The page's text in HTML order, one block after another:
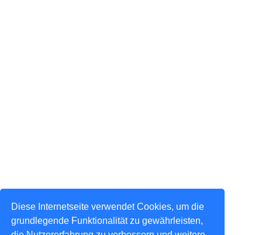
Diese Internetseite verwendet Cookies, um die
grundlegende Funktionalität zu gewährleisten,